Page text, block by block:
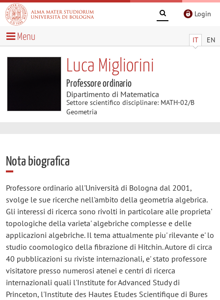
Login
IT EN
Menu
Luca Migliorini
Professore ordinario
Dipartimento di Matematica
Settore scientifico disciplinare: MATH-02/B
Geometria
Nota biografica
Professore ordinario all'Università di Bologna dal 2001,
svolge le sue ricerche nell'ambito della geometria algebrica.
Gli interessi di ricerca sono rivolti in particolare alle proprieta'
topologiche della varieta' algebriche complesse e delle
applicazioni algebriche. Il tema attualmente piu' rilevante e' lo
studio coomologico della fibrazione di Hitchin. Autore di circa
40 pubblicazioni su riviste internazionali, e' stato professore
visitatore presso numerosi atenei e centri di ricerca
internazionali quali l'Institute for Advanced Study di
Princeton, l'Institute des Hautes Etudes Scientifique di Bures